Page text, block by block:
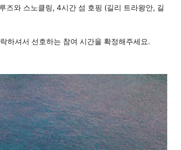
즈와 스노클링, 4시간 섬 호핑 (길리 트라왕안, 길
하셔서 선호하는 참여 시간을 확정해주세요.